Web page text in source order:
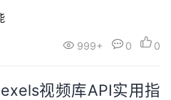
方案。可通过幂简集成了解更多信
API，帮助开发者快速上手。
999+ 0 0
视频库API实用指